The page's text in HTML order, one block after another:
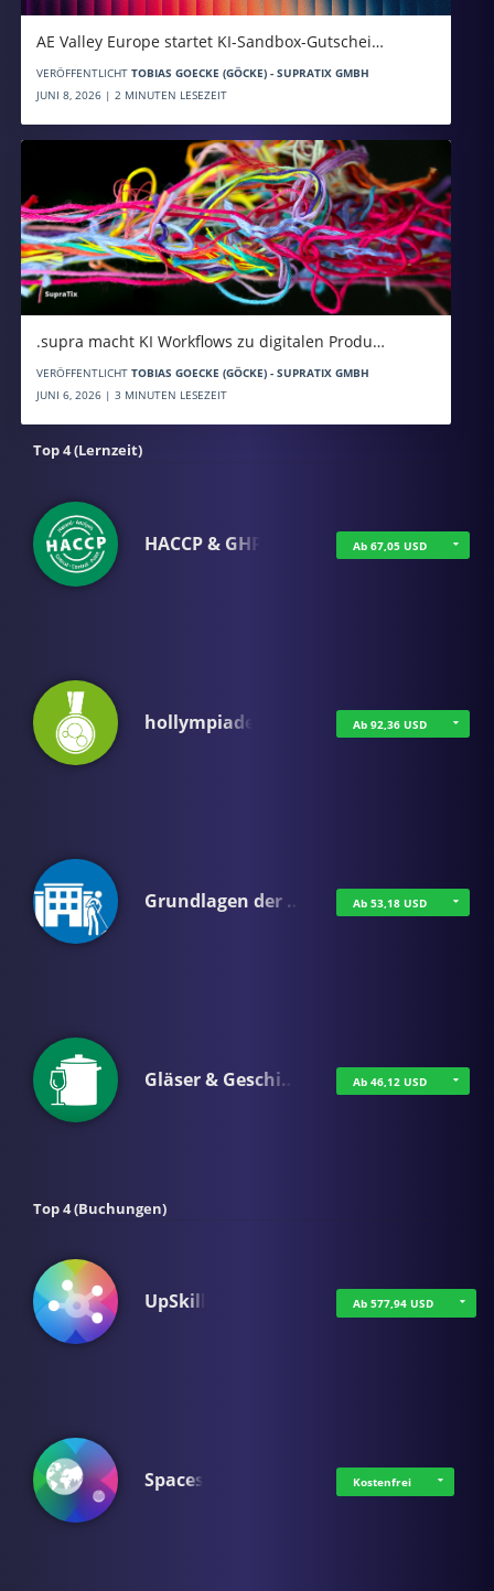
AE Valley Europe startet KI-Sandbox-Gutschei…
VERÖFFENTLICHT TOBIAS GOECKE (GÖCKE) - SUPRATIX GMBH
JUNI 8, 2026 | 2 MINUTEN LESEZEIT
.supra macht KI Workflows zu digitalen Produ…
VERÖFFENTLICHT TOBIAS GOECKE (GÖCKE) - SUPRATIX GMBH
JUNI 6, 2026 | 3 MINUTEN LESEZEIT
Top 4 (Lernzeit)
HACCP & GHP Ab 67,05 USD
hollympiade Ab 92,36 USD
Grundlagen der … Ab 53,18 USD
Gläser & Geschi… Ab 46,12 USD
Top 4 (Buchungen)
UpSkill Ab 577,94 USD
Spaces Kostenfrei